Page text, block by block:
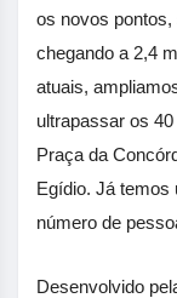
os novos
chegando a 2,4
atuais,
ultrapassar os
Praça da
Egídio. Já temos
número de
Desenvolvido